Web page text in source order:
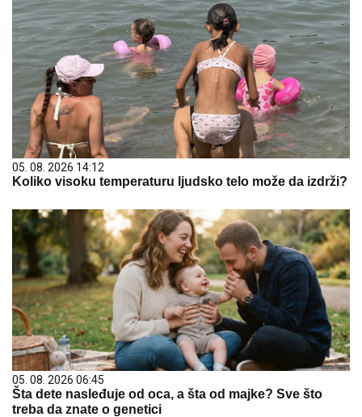
05. 08. 2026 14:12
Koliko visoku temperaturu ljudsko telo može da izdrži?
05. 08. 2026 06:45
Šta dete nasleđuje od oca, a šta od majke? Sve što
treba da znate o genetici